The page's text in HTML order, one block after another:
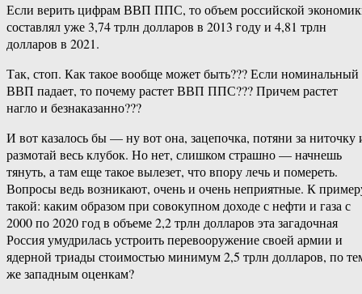
Если верить цифрам ВВП ППС, то объем российской
составлял уже 3,74 трлн долларов в 2013 году и 4,81 трлн
долларов в 2021.
Так, стоп. Как такое вообще может быть??? Если номинальный
ВВП падает, то почему растет ВВП ППС??? Причем растет
нагло и безнаказанно???
И вот казалось бы — ну вот она, зацепочка, потяни за ниточку
размотай весь клубок. Но нет, слишком страшно — начнешь
тянуть, а там еще такое вылезет, что впору лечь и помереть.
Вопросы ведь возникают, очень и очень неприятные. К
такой: каким образом при совокупном доходе с нефти и газа с
2000 по 2020 год в объеме 2,2 трлн долларов эта загадочная
Россия умудрилась устроить перевооружение своей армии и
ядерной триады стоимостью минимум 2,5 трлн долларов, по
же западным оценкам?